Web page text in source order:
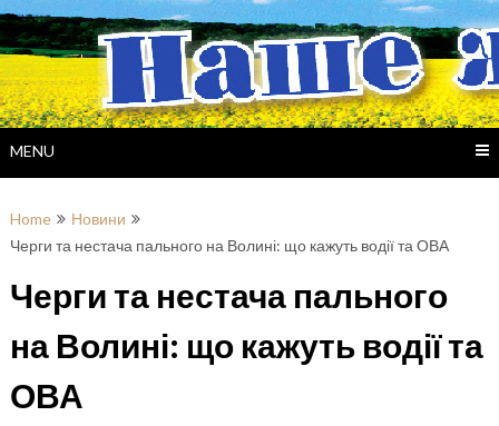
Skip
to
content
MENU
Home
Новини
Черги та нестача пального на Волині: що кажуть водії та ОВА
Черги та нестача пального
на Волині: що кажуть водії та
ОВА